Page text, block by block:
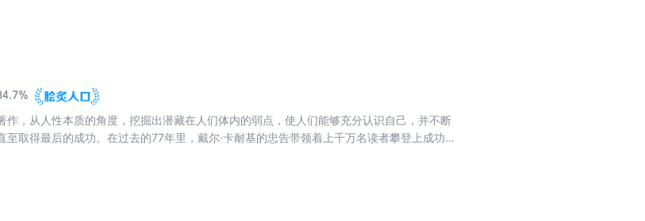
作，从人性本质的角度，挖掘出潜藏在人们体内的弱点，使人们能够充分认识自己，并不断
取得最后的成功。在过去的77年里，戴尔·卡耐基的忠告带领着上千万名读者攀登上成功的